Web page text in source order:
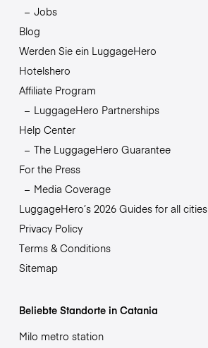
Jobs
Blog
Werden Sie ein LuggageHero
Hotelshero
Affiliate Program
LuggageHero Partnerships
Help Center
The LuggageHero Guarantee
For the Press
Media Coverage
LuggageHero’s 2026 Guides for all cities
Privacy Policy
Terms & Conditions
Sitemap
Beliebte Standorte in Catania
Milo metro station